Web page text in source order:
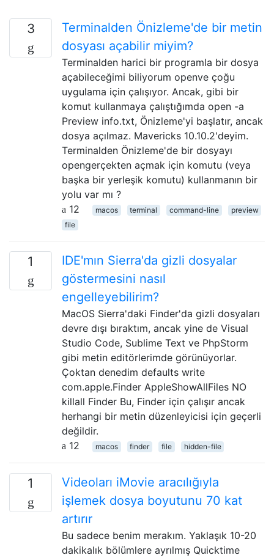
3
Terminalden Önizleme'de bir metin
dosyası açabilir miyim?
Terminalden harici bir programla bir dosya
açabileceğimi biliyorum openve çoğu
uygulama için çalışıyor. Ancak, gibi bir
komut kullanmaya çalıştığımda open -a
Preview info.txt, Önizleme'yi başlatır, ancak
dosya açılmaz. Mavericks 10.10.2'deyim.
Terminalden Önizleme'de bir dosyayı
opengerçekten açmak için komutu (veya
başka bir yerleşik komutu) kullanmanın bir
yolu var mı ?
12
macos terminal command-line
preview
file
1
IDE'mın Sierra'da gizli dosyalar
göstermesini nasıl
engelleyebilirim?
MacOS Sierra'daki Finder'da gizli dosyaları
devre dışı bıraktım, ancak yine de Visual
Studio Code, Sublime Text ve PhpStorm
gibi metin editörlerimde görünüyorlar.
Çoktan denedim defaults write
com.apple.Finder AppleShowAllFiles NO
killall Finder Bu, Finder için çalışır ancak
herhangi bir metin düzenleyicisi için geçerli
değildir.
12
macos finder file hidden-file
1
Videoları iMovie aracılığıyla
işlemek dosya boyutunu 70 kat
artırır
Bu sadece benim merakım. Yaklaşık 10-20
dakikalık bölümlere ayrılmış Quicktime